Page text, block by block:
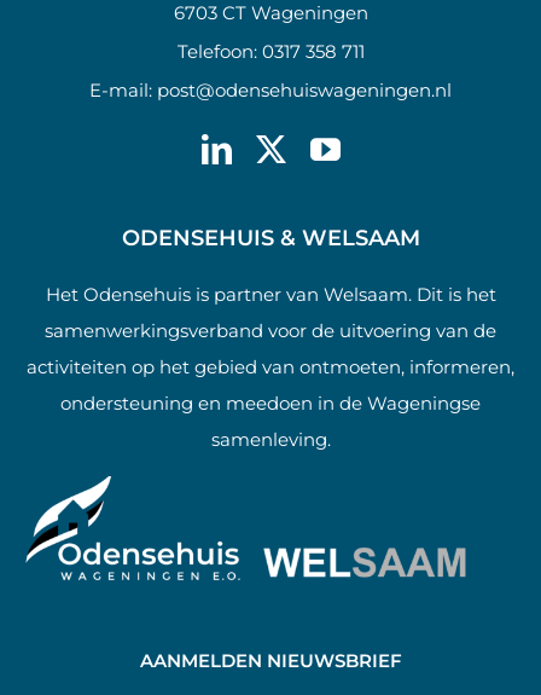
6703 CT Wageningen
Telefoon: 0317 358 711
E-mail: post@odensehuiswageningen.nl
ODENSEHUIS & WELSAAM
Het Odensehuis is partner van Welsaam. Dit is het
samenwerkingsverband voor de uitvoering van de
activiteiten op het gebied van ontmoeten, informeren,
ondersteuning en meedoen in de Wageningse
samenleving.
AANMELDEN NIEUWSBRIEF